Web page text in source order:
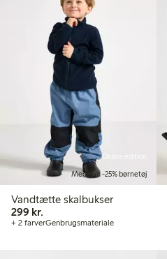
Online edition
Medlem: -25% børnetøj
Vandtætte skalbukser
299 kr.
+ 2 farverGenbrugsmateriale